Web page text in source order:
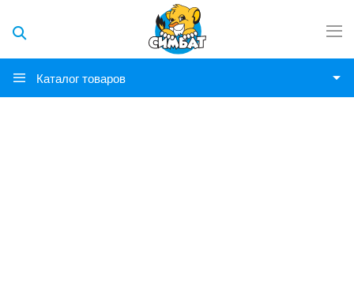
Каталог товаров